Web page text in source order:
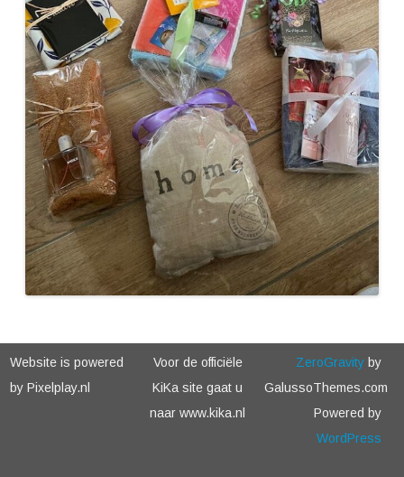
Website is powered
by Pixelplay.nl
Voor de officiële
KiKa site gaat u
naar www.kika.nl
ZeroGravityby
GalussoThemes.com
Powered by
WordPress